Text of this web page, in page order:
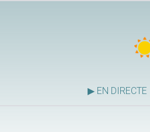
▶ EN DIRECTE